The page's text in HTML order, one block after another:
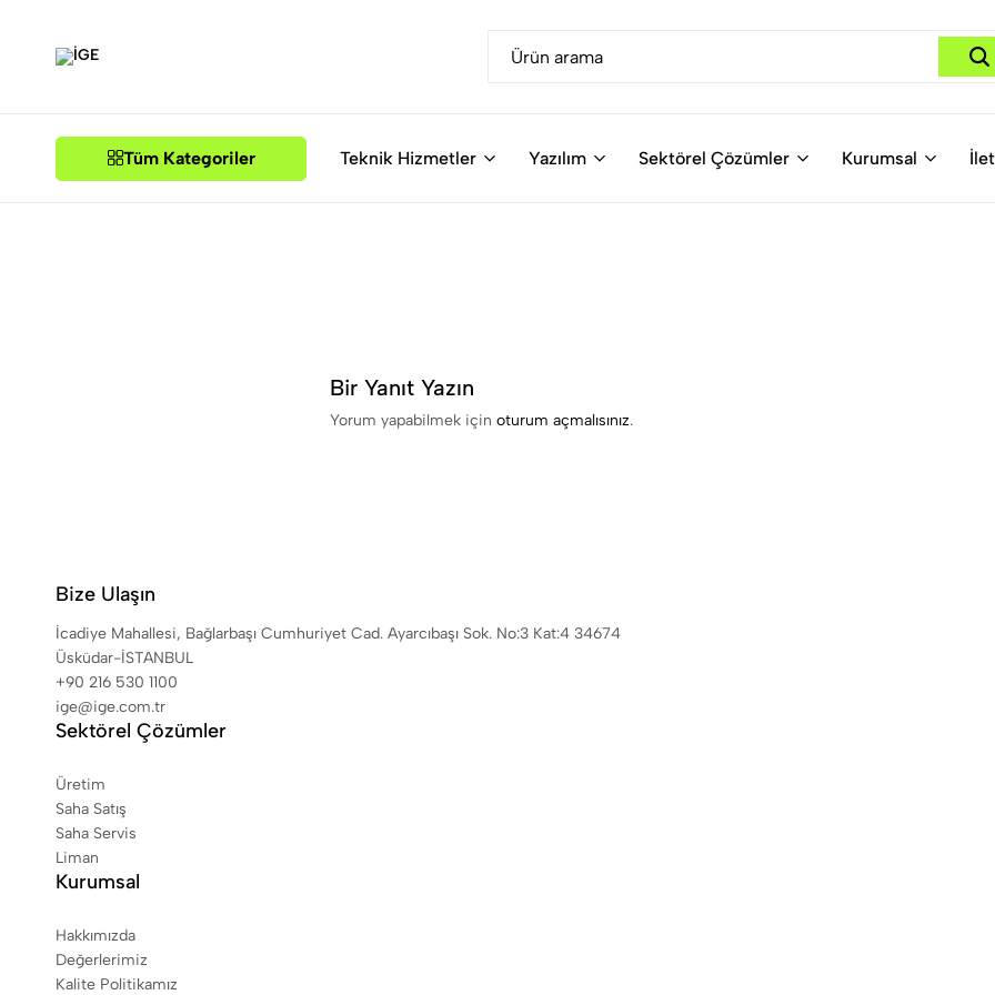
Tüm Kategoriler Teknik Hizmetler Yazılım Sektörel Çözümler Kurumsal
Bir Yanıt Yazın
Yorum yapabilmek için oturum açmalısınız.
Bize Ulaşın
İcadiye Mahallesi, Bağlarbaşı Cumhuriyet Cad. Ayarcıbaşı Sok. No:3 Kat:4 34674
Üsküdar-İSTANBUL
+90 216 530 1100
ige@ige.com.tr
Sektörel Çözümler
Üretim
Saha Satış
Saha Servis
Liman
Kurumsal
Hakkımızda
Değerlerimiz
Kalite Politikamız